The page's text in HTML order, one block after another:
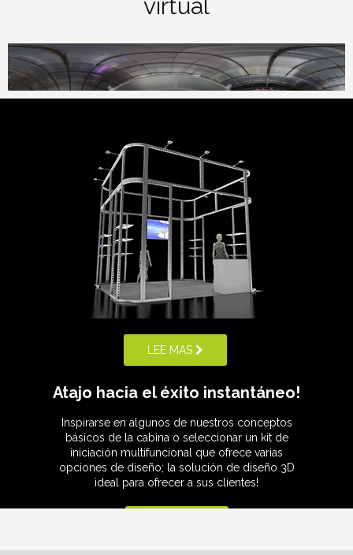
Sistemas modulares de la serie
m que se pueden usar como
casas navideñas, castillos y
stands de ferias comerciales
personalizados
Nuevo logotipo personalizado
portátil Exhibición de
productos Led Sign moderno
Stand de stand de exposición
de feria comercial
Stand de exhibición plegable
de aluminio 3x3 personalizado
stand de exposición modular
30x20ft Contexto
moderno Feria de exposiciones
Venta al por mayor TIANYU M
Stand de exhibición plegable
virtual
LEE MAS
Atajo hacia el éxito instantáneo!
Inspirarse en algunos de nuestros conceptos
básicos de la cabina o seleccionar un kit de
iniciación multifuncional que ofrece varias
opciones de diseño; la solución de diseño 3D
ideal para ofrecer a sus clientes!